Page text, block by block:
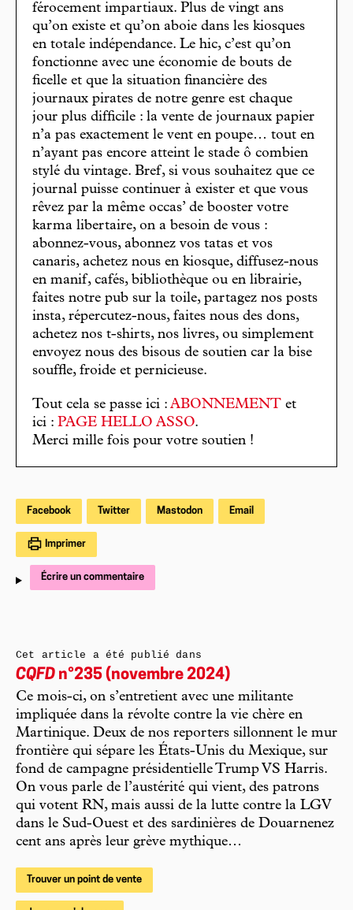
férocement impartiaux. Plus de vingt ans
qu’on existe et qu’on aboie dans les kiosques
en totale indépendance. Le hic, c’est qu’on
fonctionne avec une économie de bouts de
ficelle et que la situation financière des
journaux pirates de notre genre est chaque
jour plus difficile : la vente de journaux papier
n’a pas exactement le vent en poupe… tout en
n’ayant pas encore atteint le stade ô combien
stylé du vintage. Bref, si vous souhaitez que ce
journal puisse continuer à exister et que vous
rêvez par la même occas’ de booster votre
karma libertaire, on a besoin de vous :
abonnez-vous, abonnez vos tatas et vos
canaris, achetez nous en kiosque, diffusez-nous
en manif, cafés, bibliothèque ou en librairie,
faites notre pub sur la toile, partagez nos posts
insta, répercutez-nous, faites nous des dons,
achetez nos t-shirts, nos livres, ou simplement
envoyez nous des bisous de soutien car la bise
souffle, froide et pernicieuse.
Tout cela se passe ici : ABONNEMENT et
ici : PAGE HELLO ASSO.
Merci mille fois pour votre soutien !
Facebook Twitter Mastodon Email
Imprimer
Écrire un commentaire
Cet article a été publié dans
CQFD n°235 (novembre 2024)
Ce mois-ci, on s’entretient avec une militante
impliquée dans la révolte contre la vie chère en
Martinique. Deux de nos reporters sillonnent le mur
frontière qui sépare les États-Unis du Mexique, sur
fond de campagne présidentielle Trump VS Harris.
On vous parle de l’austérité qui vient, des patrons
qui votent RN, mais aussi de la lutte contre la LGV
dans le Sud-Ouest et des sardinières de Douarnenez
cent ans après leur grève mythique…
Trouver un point de vente